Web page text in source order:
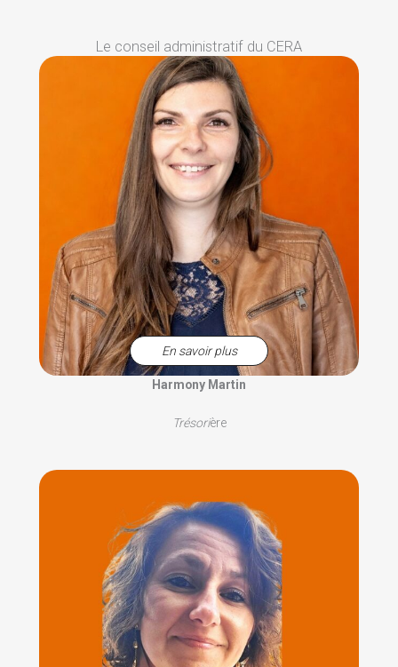
Le conseil administratif du CERA
En savoir plus
Harmony Martin
Trésorière